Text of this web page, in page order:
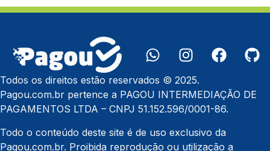
Todos os direitos estão reservados © 2025.
Pagou.com.br pertence a PAGOU INTERMEDIAÇÃO DE
PAGAMENTOS LTDA – CNPJ 51.152.596/0001-86.
Todo o conteúdo deste site é de uso exclusivo da
Pagou.com.br. Proibida reprodução ou utilização a